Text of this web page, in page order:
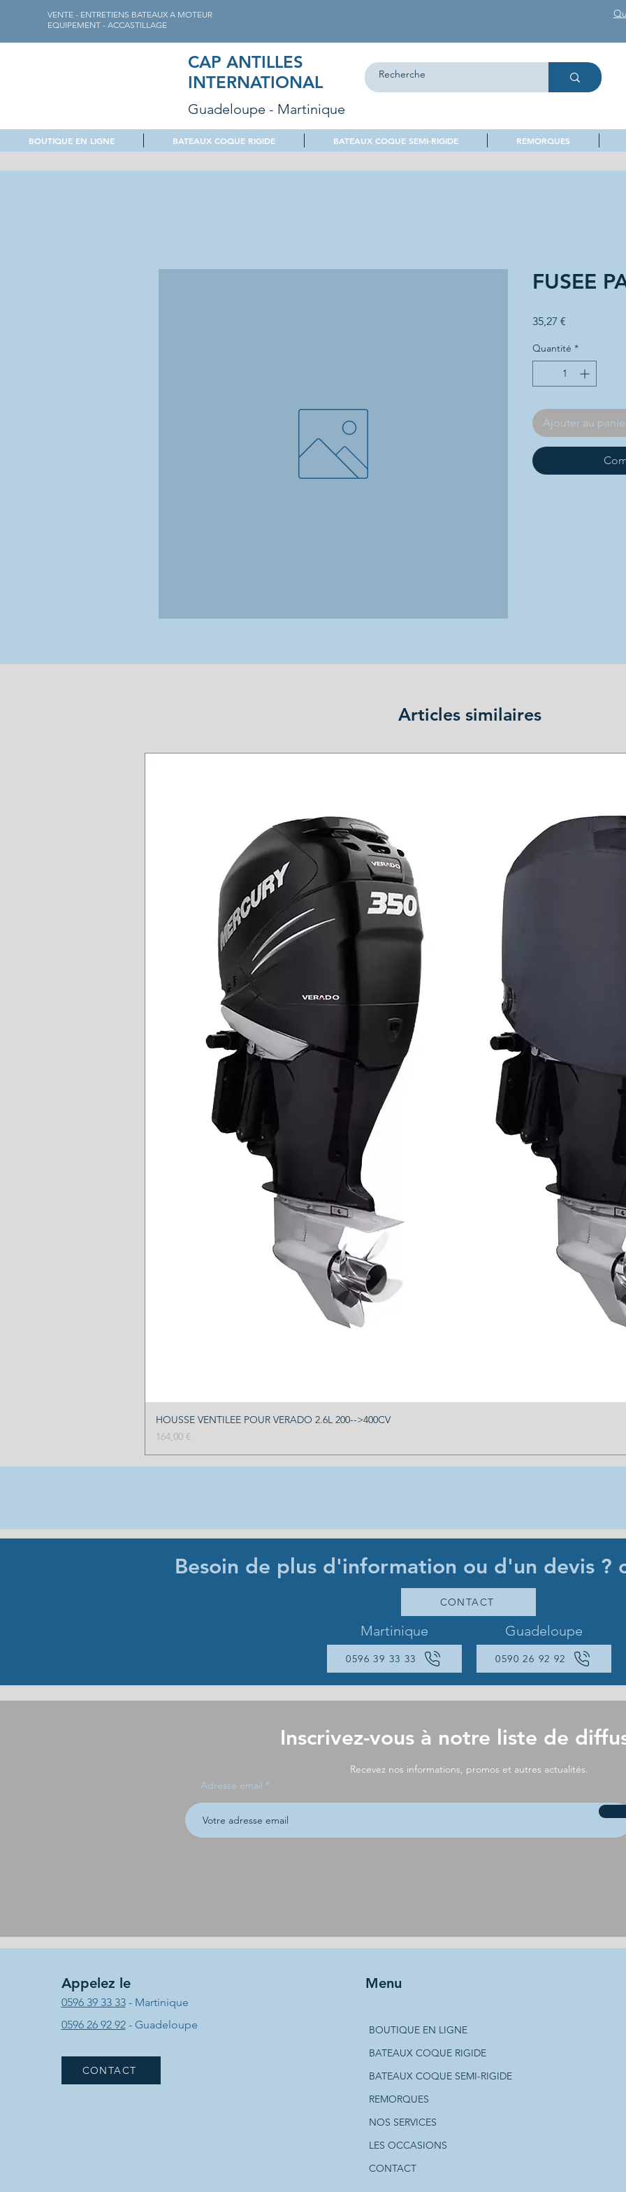
VENTE - ENTRETIENS BATEAUX A MOTEUR
EQUIPEMENT - ACCASTILLAGE
CAP ANTILLES
INTERNATIONAL
Guadeloupe - Martinique
BOUTIQUE EN LIGNE BATEAUX COQUE RIGIDE BATEAUX COQUE SEMI-RIGIDE REMORQUES
FUSEE
35,27 €
Quantité *
Ajouter au
Articles similaires
HOUSSE VENTILEE POUR VERADO 2.6L 200-->400CV
Prix
164,00 €
Besoin de plus d'information ou d'un devis ?
CONTACT
Martinique Guadeloupe
0596 39 33 33 0590 26 92 92
Inscrivez-vous à notre liste de
Recevez nos informations, promos et autres actualités.
Adresse email
Appelez le
0596 39 33 33- Martinique
0596 26 92 92- Guadeloupe
CONTACT
Menu
BOUTIQUE EN LIGNE
BATEAUX COQUE RIGIDE
BATEAUX COQUE SEMI-RIGIDE
REMORQUES
NOS SERVICES
LES OCCASIONS
CONTACT